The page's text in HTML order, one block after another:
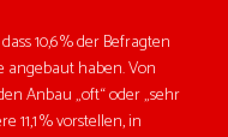
10,6 % der Befragten
angebaut haben. Von
Anbau „oft“ oder „sehr
11,1 % vorstellen, in